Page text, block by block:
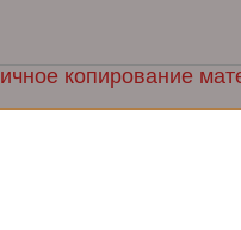
копирование